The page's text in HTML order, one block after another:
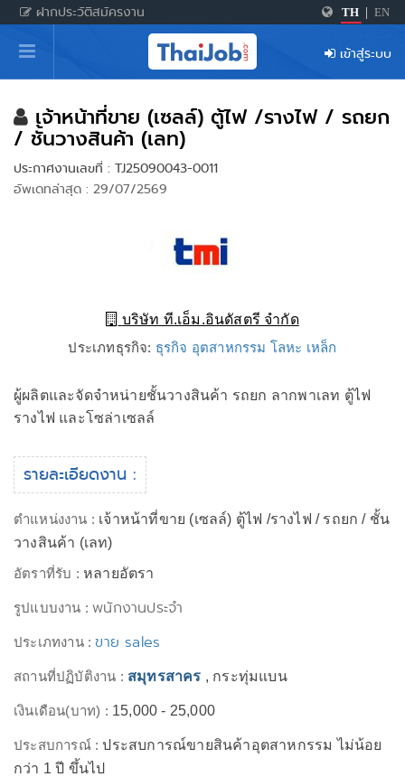
ฝากประวัติสมัครงาน TH EN
หน้าหลัก
ผู้สมัครงาน: เข้าสู่ระบบ
ฝากประวัติสมัครงาน
เกร็ดความรู้
เข้าสู่ระบบ
เจ้าหน้าที่ขาย (เซลล์) ตู้ไฟ /รางไฟ / รถยก
/ ชั้นวางสินค้า (เลท)
ประกาศงานเลขที่ : TJ25090043-0011
อัพเดทล่าสุด : 29/07/2569
บริษัท ที.เอ็ม.อินดัสตรี จำกัด
ประเภทธุรกิจ: ธุรกิจ อุตสาหกรรม โลหะ เหล็ก
ผู้ผลิตและจัดจำหน่ายชั้นวางสินค้า รถยก ลากพาเลท ตู้ไฟ
รางไฟ และโซล่าเซลล์
รายละเอียดงาน :
ตำแหน่งงาน : เจ้าหน้าที่ขาย (เซลล์) ตู้ไฟ /รางไฟ / รถยก / ชั้น
วางสินค้า (เลท)
อัตราที่รับ : หลายอัตรา
รูปแบบงาน :พนักงานประจำ
ประเภทงาน :ขาย sales
สถานที่ปฏิบัติงาน : สมุทรสาคร , กระทุ่มแบน
เงินเดือน(บาท) : 15,000 - 25,000
ประสบการณ์ :ประสบการณ์ขายสินค้าอุตสาหกรรม ไม่น้อย
กว่า 1 ปี ขึ้นไป